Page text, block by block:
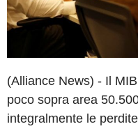
(Alliance News) - Il
poco sopra area
integralmente le